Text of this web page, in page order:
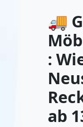
🚚
:
ab